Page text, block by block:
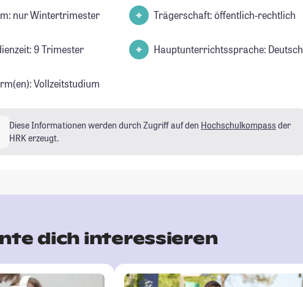
nur Wintertrimester
9 Trimester
Vollzeitstudium
Trägerschaft: öffentlich-rechtlich
Hauptunterrichtssprache: Deutsch
Diese Informationen werden durch Zugriff auf den Hochschulkompass der
HRK erzeugt.
dich interessieren